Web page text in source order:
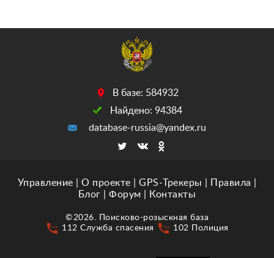
на зрачках- следствие
болезни в детстве ).
Сопит, насморк. Серая,
миниатюрная. Могла
забиться под заборы,
В базе: 584932
Найдено: 94384
database-russia@yandex.ru
Управление О проекте GPS-Трекеры Правила
Блог
Форум Контакты
©2026. Поисково-розыскная база
settings_phone 112 Служба спасения settings_phone 102 Полиция